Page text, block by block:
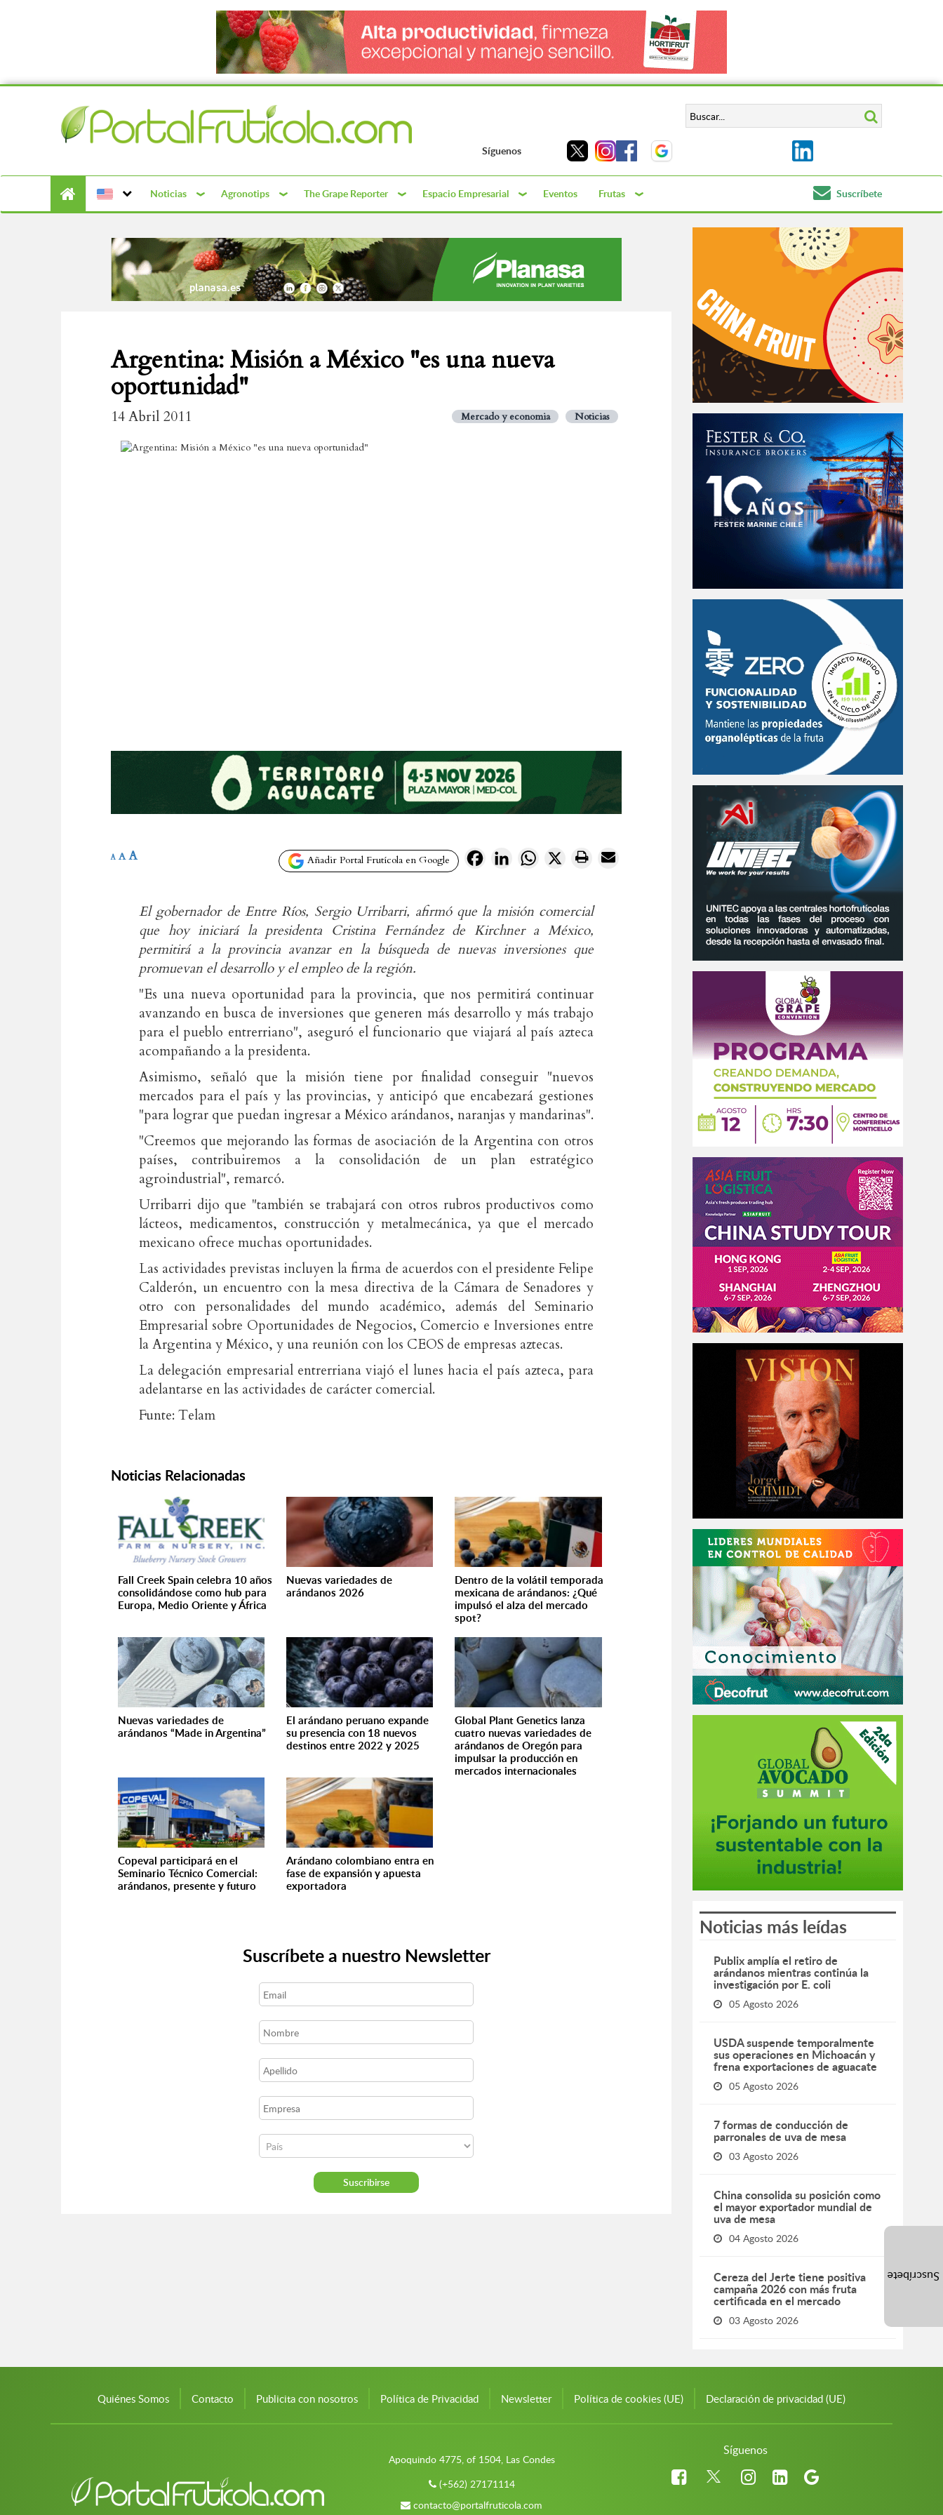
Síguenos
Noticias Agronotips The Grape Reporter Espacio Empresarial Eventos Frutas Suscríbete
Argentina: Misión a México "es una nueva
oportunidad"
14 Abril 2011 Mercado y economia Noticias
Añadir Portal Frutícola en Google FacebookLinkedInWhatsApp
X
A A A
El gobernador de Entre Ríos, Sergio Urribarri, afirmó que la misión comercial
que hoy iniciará la presidenta Cristina Fernández de Kirchner a México,
permitirá a la provincia avanzar en la búsqueda de nuevas inversiones que
promuevan el desarrollo y el empleo de la región.
"Es una nueva oportunidad para la provincia, que nos permitirá continuar
avanzando en busca de inversiones que generen más desarrollo y más trabajo
para el pueblo entrerriano", aseguró el funcionario que viajará al país azteca
acompañando a la presidenta.
Asimismo, señaló que la misión tiene por finalidad conseguir "nuevos
mercados para el país y las provincias, y anticipó que encabezará gestiones
"para lograr que puedan ingresar a México arándanos, naranjas y mandarinas".
"Creemos que mejorando las formas de asociación de la Argentina con otros
países, contribuiremos a la consolidación de un plan estratégico
agroindustrial", remarcó.
Urribarri dijo que "también se trabajará con otros rubros productivos como
lácteos, medicamentos, construcción y metalmecánica, ya que el mercado
mexicano ofrece muchas oportunidades.
Las actividades previstas incluyen la firma de acuerdos con el presidente Felipe
Calderón, un encuentro con la mesa directiva de la Cámara de Senadores y
otro con personalidades del mundo académico, además del Seminario
Empresarial sobre Oportunidades de Negocios, Comercio e Inversiones entre
la Argentina y México, y una reunión con los CEOS de empresas aztecas.
La delegación empresarial entrerriana viajó el lunes hacia el país azteca, para
adelantarse en las actividades de carácter comercial.
Funte: Telam
Noticias Relacionadas
Fall Creek Spain celebra 10 años
consolidándose como hub para
Europa, Medio Oriente y África
Nuevas variedades de
arándanos 2026
Dentro de la volátil temporada
mexicana de arándanos: ¿Qué
impulsó el alza del mercado
spot?
Nuevas variedades de
arándanos “Made in Argentina”
El arándano peruano expande
su presencia con 18 nuevos
destinos entre 2022 y 2025
Global Plant Genetics lanza
cuatro nuevas variedades de
arándanos de Oregón para
impulsar la producción en
mercados internacionales
Copeval participará en el
Seminario Técnico Comercial:
arándanos, presente y futuro
Arándano colombiano entra en
fase de expansión y apuesta
exportadora
Suscríbete a nuestro Newsletter
Noticias más leídas
Publix amplía el retiro de
arándanos mientras continúa la
investigación por E. coli
05 Agosto 2026
USDA suspende temporalmente
sus operaciones en Michoacán y
frena exportaciones de aguacate
05 Agosto 2026
7 formas de conducción de
parronales de uva de mesa
03 Agosto 2026
China consolida su posición como
el mayor exportador mundial de
uva de mesa
04 Agosto 2026
Cereza del Jerte tiene positiva
campaña 2026 con más fruta
certificada en el mercado
03 Agosto 2026
Quiénes Somos Contacto Publicita con nosotros Política de Privacidad Newsletter Política de cookies (UE) Declaración de privacidad (UE)
Apoquindo 4775, of 1504, Las Condes
(+562) 27171114
contacto@portalfruticola.com
Síguenos
Suscríbete